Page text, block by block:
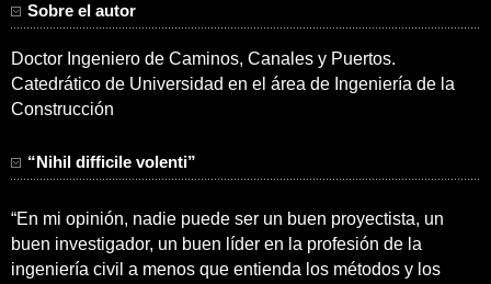
Sobre el autor
Doctor Ingeniero de Caminos, Canales y Puertos.
Catedrático de Universidad en el área de Ingeniería de la
Construcción
“Nihil difficile volenti”
“En mi opinión, nadie puede ser un buen proyectista, un
buen investigador, un buen líder en la profesión de la
ingeniería civil a menos que entienda los métodos y los